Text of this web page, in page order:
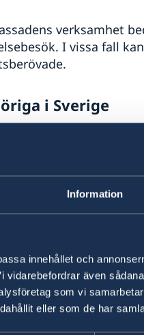
Information
innehållet och
även
som vi
eller som de har
verksamhet
I vissa fall
i Sverige
anhöriga boende i
ska de
Kontakta UD och
ombud
möjligt att få en
ge dig
ut denna lista utan
för de råd eller